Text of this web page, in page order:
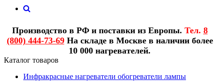
Производство в РФ и поставки из Европы. Тел. 8
(800) 444-73-69На складе в Москве в наличии более
10 000 нагревателей.
Каталог товаров
Инфракрасные нагреватели обогреватели лампы